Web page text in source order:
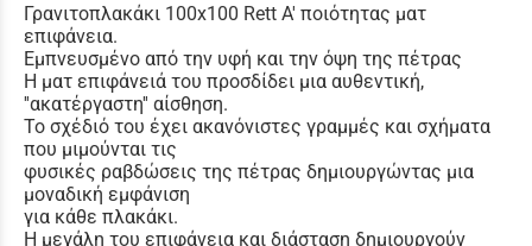
Γρανιτοπλακάκι 100x100 Rett Α' ποιότητας ματ
επιφάνεια.
Εμπνευσμένο από την υφή και την όψη της πέτρας
Η ματ επιφάνειά του προσδίδει μια αυθεντική,
''ακατέργαστη'' αίσθηση.
Το σχέδιό του έχει ακανόνιστες γραμμές και σχήματα
που μιμούνται τις
φυσικές ραβδώσεις της πέτρας δημιουργώντας μια
μοναδική εμφάνιση
για κάθε πλακάκι.
Η μεγάλη του επιφάνεια και διάσταση δημιουργούν